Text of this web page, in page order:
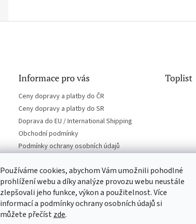
Používáme cookies, abychom Vám umožnili pohodlné
prohlížení webu a díky analýze provozu webu neustále
zlepšovali jeho funkce, výkon a použitelnost. Více
informací a podmínky ochrany osobních údajů si
můžete přečístzde.
Informace pro vás
Ceny dopravy a platby do ČR
Ceny dopravy a platby do SR
Doprava do EU / International Shipping
Obchodní podmínky
Podmínky ochrany osobních údajů
Toplist
EN-filmy.cz CD-Soundtrack.cz